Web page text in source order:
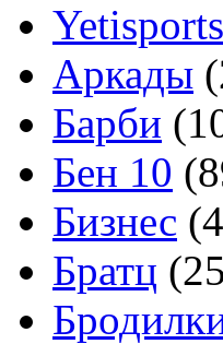
Yetisports
Аркады
Барби
Бен 10
Бизнес
Братц